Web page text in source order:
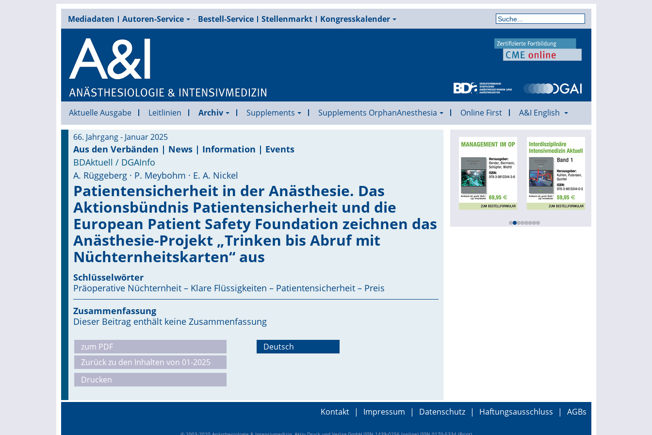
Mediadaten Autoren-Service Bestell-Service Stellenmarkt Kongresskalender
Aktuelle Ausgabe Leitlinien Archiv Supplements Supplements OrphanAnesthesia Online First A&I English
66. Jahrgang - Januar 2025
Aus den Verbänden | News | Information | Events
BDAktuell / DGAInfo
A. Rüggeberg · P. Meybohm · E. A. Nickel
Patientensicherheit in der Anästhesie. Das
Aktionsbündnis Patientensicherheit und die
European Patient Safety Foundation zeichnen das
Anästhesie-Projekt „Trinken bis Abruf mit
Nüchternheitskarten“ aus
Schlüsselwörter
Präoperative Nüchternheit – Klare Flüssigkeiten – Patientensicherheit – Preis
Zusammenfassung
Dieser Beitrag enthält keine Zusammenfassung
zum PDF
Zurück zu den Inhalten von 01-2025
Drucken
Deutsch
Kontakt | Impressum | Datenschutz | Haftungsausschluss | AGBs